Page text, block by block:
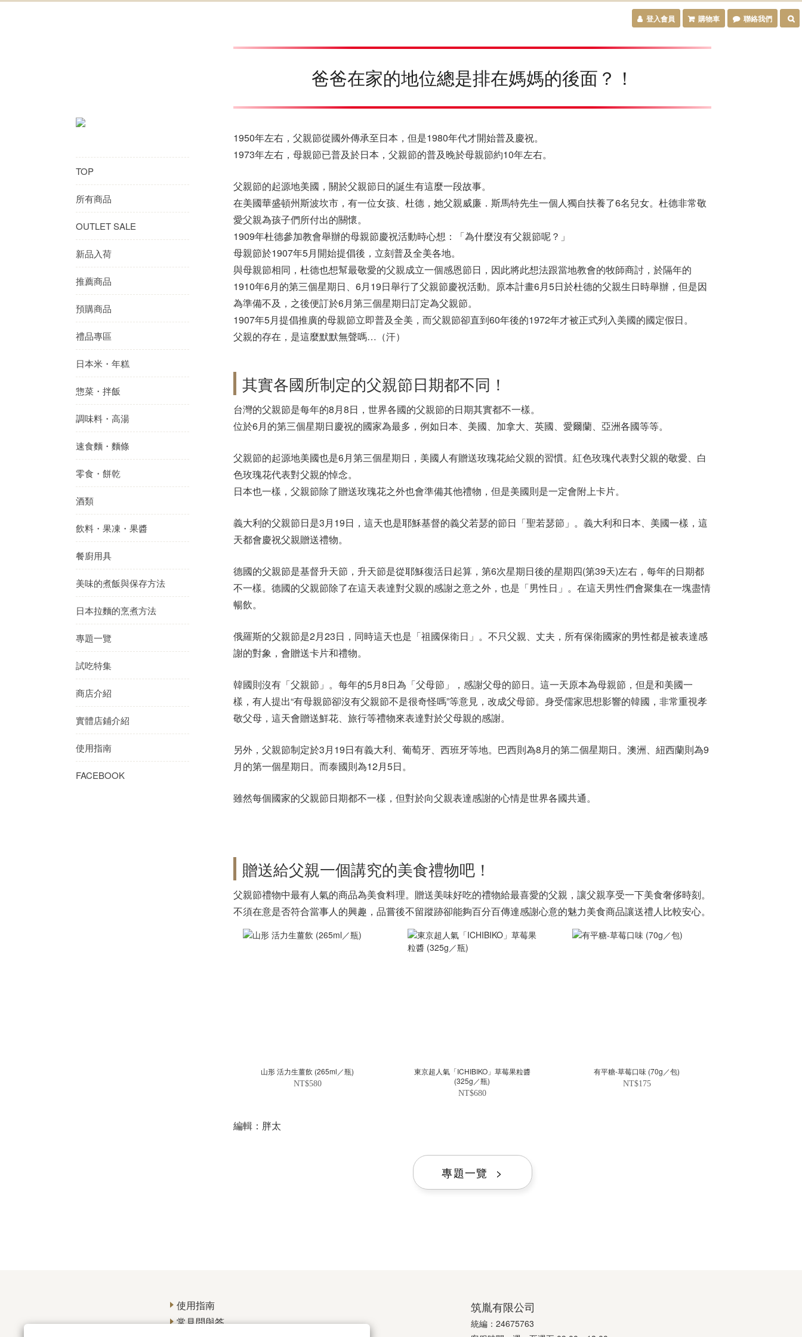
登入會員 購物車 聯絡我們
TOP
所有商品
OUTLET SALE
新品入荷
推薦商品
預購商品
禮品專區
日本米・年糕
惣菜・拌飯
調味料・高湯
速食麵・麵條
零食・餅乾
酒類
飲料・果凍・果醬
餐廚用具
美味的煮飯與保存方法
日本拉麵的烹煮方法
專題一覽
試吃特集
商店介紹
實體店鋪介紹
使用指南
FACEBOOK
爸爸在家的地位總是排在媽媽的後面？！
1950年左右，父親節從國外傳承至日本，但是1980年代才開始普及慶祝。
1973年左右，母親節已普及於日本，父親節的普及晚於母親節約10年左右。
父親節的起源地美國，關於父親節日的誕生有這麼一段故事。
在美國華盛頓州斯波坎市，有一位女孩、杜德，她父親威廉．斯馬特先生一個人獨自扶養了6名兒女。杜德非常敬
愛父親為孩子們所付出的關懷。
1909年杜德參加教會舉辦的母親節慶祝活動時心想：「為什麼沒有父親節呢？」
母親節於1907年5月開始提倡後，立刻普及全美各地。
與母親節相同，杜德也想幫最敬愛的父親成立一個感恩節日，因此將此想法跟當地教會的牧師商討，於隔年的
1910年6月的第三個星期日、6月19日舉行了父親節慶祝活動。原本計畫6月5日於杜德的父親生日時舉辦，但是因
為準備不及，之後便訂於6月第三個星期日訂定為父親節。
1907年5月提倡推廣的母親節立即普及全美，而父親節卻直到60年後的1972年才被正式列入美國的國定假日。
父親的存在，是這麼默默無聲嗎…（汗）
其實各國所制定的父親節日期都不同！
台灣的父親節是每年的8月8日，世界各國的父親節的日期其實都不一樣。
位於6月的第三個星期日慶祝的國家為最多，例如日本、美國、加拿大、英國、愛爾蘭、亞洲各國等等。
父親節的起源地美國也是6月第三個星期日，美國人有贈送玫瑰花給父親的習慣。紅色玫瑰代表對父親的敬愛、白
色玫瑰花代表對父親的悼念。
日本也一樣，父親節除了贈送玫瑰花之外也會準備其他禮物，但是美國則是一定會附上卡片。
義大利的父親節日是3月19日，這天也是耶穌基督的義父若瑟的節日「聖若瑟節」。義大利和日本、美國一樣，這
天都會慶祝父親贈送禮物。
德國的父親節是基督升天節，升天節是從耶穌復活日起算，第6次星期日後的星期四(第39天)左右，每年的日期都
不一樣。德國的父親節除了在這天表達對父親的感謝之意之外，也是「男性日」。在這天男性們會聚集在一塊盡情
暢飲。
俄羅斯的父親節是2月23日，同時這天也是「祖國保衛日」。不只父親、丈夫，所有保衛國家的男性都是被表達感
謝的對象，會贈送卡片和禮物。
韓國則沒有「父親節」。每年的5月8日為「父母節」，感謝父母的節日。這一天原本為母親節，但是和美國一
樣，有人提出“有母親節卻沒有父親節不是很奇怪嗎”等意見，改成父母節。身受儒家思想影響的韓國，非常重視孝
敬父母，這天會贈送鮮花、旅行等禮物來表達對於父母親的感謝。
另外，父親節制定於3月19日有義大利、葡萄牙、西班牙等地。巴西則為8月的第二個星期日。澳洲、紐西蘭則為9
月的第一個星期日。而泰國則為12月5日。
雖然每個國家的父親節日期都不一樣，但對於向父親表達感謝的心情是世界各國共通。
贈送給父親一個講究的美食禮物吧！
父親節禮物中最有人氣的商品為美食料理。贈送美味好吃的禮物給最喜愛的父親，讓父親享受一下美食奢侈時刻。
不須在意是否符合當事人的興趣，品嘗後不留蹤跡卻能夠百分百傳達感謝心意的魅力美食商品讓送禮人比較安心。
山形 活力生薑飲 (265ml／瓶)
NT$580
東京超人氣「ICHIBIKO」草莓果粒醬
(325g／瓶)
NT$680
有平糖-草莓口味 (70g／包)
NT$175
編輯：胖太
專題一覽 >
使用指南
常見問與答
筑胤有限公司
統編：24675763